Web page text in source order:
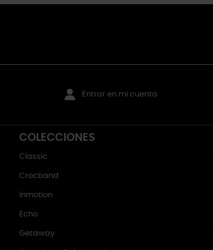
Entrar en mi cuenta
COLECCIONES
Classic
Crocband
Inmotion
Echo
Getaway